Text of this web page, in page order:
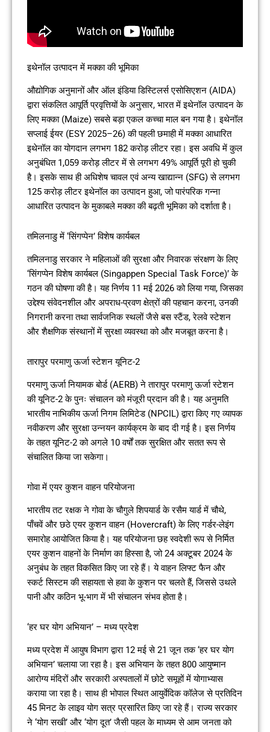
इथेनॉल उत्पादन में मक्का की भूमिका
औद्योगिक अनुमानों और ऑल इंडिया डिस्टिलर्स एसोसिएशन (AIDA)
द्वारा संकलित आपूर्ति प्रवृत्तियों के अनुसार, भारत में इथेनॉल उत्पादन के
लिए मक्का (Maize) सबसे बड़ा एकल कच्चा माल बन गया है। इथेनॉल
सप्लाई ईयर (ESY 2025–26) की पहली छमाही में मक्का आधारित
इथेनॉल का योगदान लगभग 182 करोड़ लीटर रहा। इस अवधि में कुल
अनुबंधित 1,059 करोड़ लीटर में से लगभग 49% आपूर्ति पूरी हो चुकी
है। इसके साथ ही अधिशेष चावल एवं अन्य खाद्यान्न (SFG) से लगभग
125 करोड़ लीटर इथेनॉल का उत्पादन हुआ, जो पारंपरिक गन्ना
आधारित उत्पादन के मुकाबले मक्का की बढ़ती भूमिका को दर्शाता है।
तमिलनाडु में ‘सिंगप्पेन’ विशेष कार्यबल
तमिलनाडु सरकार ने महिलाओं की सुरक्षा और निवारक संरक्षण के लिए
‘सिंगप्पेन विशेष कार्यबल (Singappen Special Task Force)’ के
गठन की घोषणा की है। यह निर्णय 11 मई 2026 को लिया गया, जिसका
उद्देश्य संवेदनशील और अपराध-प्रवण क्षेत्रों की पहचान करना, उनकी
निगरानी करना तथा सार्वजनिक स्थलों जैसे बस स्टैंड, रेलवे स्टेशन
और शैक्षणिक संस्थानों में सुरक्षा व्यवस्था को और मजबूत करना है।
तारापुर परमाणु ऊर्जा स्टेशन यूनिट-2
परमाणु ऊर्जा नियामक बोर्ड (AERB) ने तारापुर परमाणु ऊर्जा स्टेशन
की यूनिट-2 के पुनः संचालन को मंजूरी प्रदान की है। यह अनुमति
भारतीय नाभिकीय ऊर्जा निगम लिमिटेड (NPCIL) द्वारा किए गए व्यापक
नवीकरण और सुरक्षा उन्नयन कार्यक्रम के बाद दी गई है। इस निर्णय
के तहत यूनिट-2 को अगले 10 वर्षों तक सुरक्षित और सतत रूप से
संचालित किया जा सकेगा।
गोवा में एयर कुशन वाहन परियोजना
भारतीय तट रक्षक ने गोवा के चौगुले शिपयार्ड के रसैम यार्ड में चौथे,
पाँचवें और छठे एयर कुशन वाहन (Hovercraft) के लिए गर्डर-लेइंग
समारोह आयोजित किया है। यह परियोजना छह स्वदेशी रूप से निर्मित
एयर कुशन वाहनों के निर्माण का हिस्सा है, जो 24 अक्टूबर 2024 के
अनुबंध के तहत विकसित किए जा रहे हैं। ये वाहन लिफ्ट फैन और
स्कर्ट सिस्टम की सहायता से हवा के कुशन पर चलते हैं, जिससे उथले
पानी और कठिन भू-भाग में भी संचालन संभव होता है।
‘हर घर योग अभियान’ – मध्य प्रदेश
मध्य प्रदेश में आयुष विभाग द्वारा 12 मई से 21 जून तक ‘हर घर योग
अभियान’ चलाया जा रहा है। इस अभियान के तहत 800 आयुष्मान
आरोग्य मंदिरों और सरकारी अस्पतालों में छोटे समूहों में योगाभ्यास
कराया जा रहा है। साथ ही भोपाल स्थित आयुर्वेदिक कॉलेज से प्रतिदिन
45 मिनट के लाइव योग सत्र प्रसारित किए जा रहे हैं। राज्य सरकार
ने ‘योग सखी’ और ‘योग दूत’ जैसी पहल के माध्यम से आम जनता को